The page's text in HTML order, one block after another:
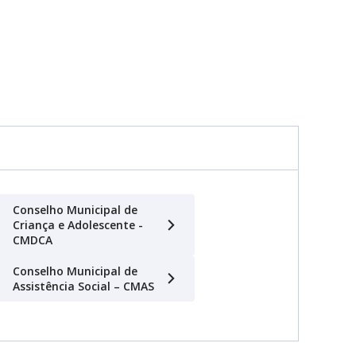
Conselho Municipal de
Criança e Adolescente -
CMDCA
Conselho Municipal de
Assistência Social – CMAS